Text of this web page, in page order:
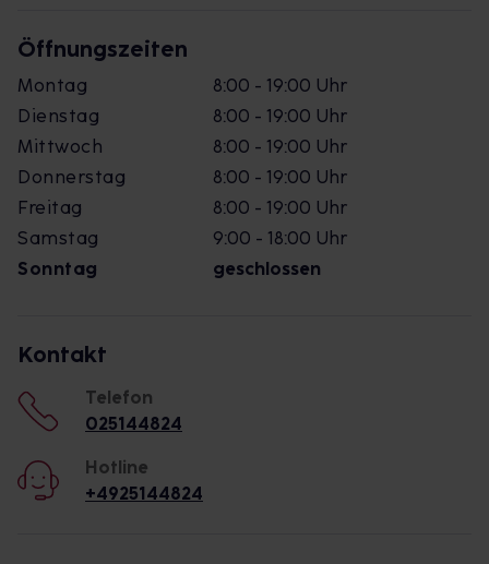
Öffnungszeiten
Montag
8:00 - 19:00 Uhr
Dienstag
8:00 - 19:00 Uhr
Mittwoch
8:00 - 19:00 Uhr
Donnerstag
8:00 - 19:00 Uhr
Freitag
8:00 - 19:00 Uhr
Samstag
9:00 - 18:00 Uhr
Sonntag
geschlossen
Kontakt
Telefon
025144824
Hotline
+4925144824